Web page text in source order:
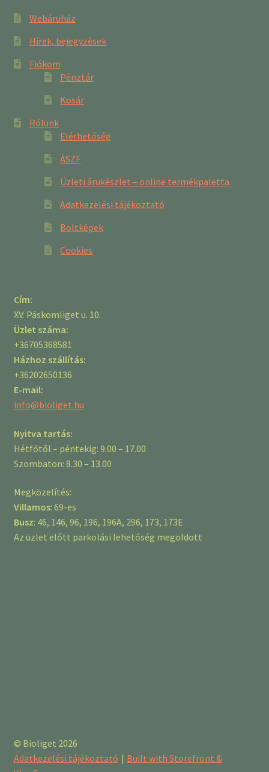
Webáruház
Hírek, bejegyzések
Fiókom
Pénztár
Kosár
Rólunk
Elérhetőség
ÁSZF
Üzleti árukészlet – online termékpaletta
Adatkezelési tájékoztató
Boltképek
Cookies
Cím:
XV. Páskomliget u. 10.
Üzlet száma:
+36705368581
Házhoz szállítás:
+36202650136
E-mail:
info@bioliget.hu
Nyitva tartás:
Hétfőtől – péntekig: 9.00 – 17.00
Szombaton: 8.30 – 13.00
Megközelítés:
Villamos: 69-es
Busz: 46, 146, 96, 196, 196A, 296, 173, 173E
Az üzlet előtt parkolási lehetőség megoldott
© Bioliget 2026
Adatkezelési tájékoztató
Built with Storefront &